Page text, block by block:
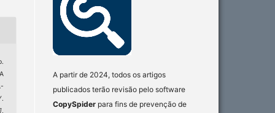
,
A partir de 2024, todos os artigos
publicados terão revisão pelo software
CopySpider para fins de prevenção de